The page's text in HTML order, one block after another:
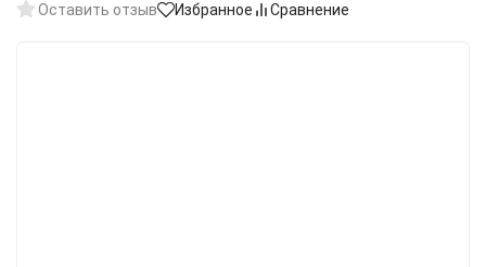
Оставить отзыв Избранное Сравнение